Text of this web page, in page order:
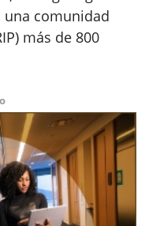
comunidad
más de 800